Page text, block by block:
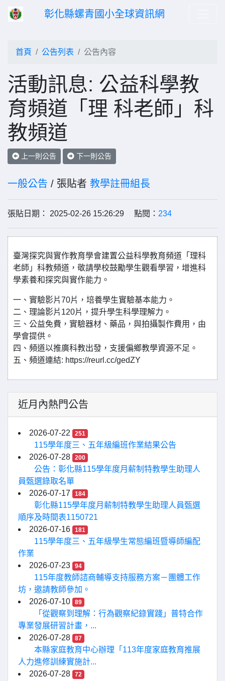
彰化縣螺青國小全球資訊網
首頁 公告列表 公告內容
活動訊息: 公益科學教
育頻道「理 科老師」科
教頻道
上一則公告 下一則公告
一般公告 / 張貼者 教學註冊組長
張貼日期： 2025-02-26 15:26:29 點閱： 234
臺灣探究與實作教育學會建置公益科學教育頻道「理科
老師」科教頻道，敬請學校鼓勵學生觀看學習，增進科
學素養和探究與實作能力。
一、實驗影片70片，培養學生實驗基本能力。
二、理論影片120片，提升學生科學理解力。
三、公益免費，實驗器材、藥品，與拍攝製作費用，由
學會提供。
四、頻道以推廣科教出發，支援偏鄉教學資源不足。
五、頻道連結: https://reurl.cc/gedZY
近月內熱門公告
2026-07-22 251
115學年度三、五年級編班作業結果公告
2026-07-28
200
公告：彰化縣115學年度月薪制特教學生助理人
員甄選錄取名單
2026-07-17
184
彰化縣115學年度月薪制特教學生助理人員甄選
順序及時間表1150721
2026-07-16
181
115學年度三、五年級學生常態編班暨導師編配
作業
2026-07-23
94
115年度教師諮商輔導支持服務方案－團體工作
坊，邀請教師參加。
2026-07-10
89
「從觀察到理解：行為觀察紀錄實踐」普特合作
專業發展研習計畫，...
2026-07-28
87
本縣家庭教育中心辦理「113年度家庭教育推展
人力進修訓練實施計...
2026-07-28
72